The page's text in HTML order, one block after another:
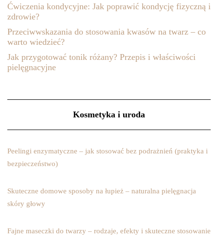
Ćwiczenia kondycyjne: Jak poprawić kondycję fizyczną i
zdrowie?
Przeciwwskazania do stosowania kwasów na twarz – co
warto wiedzieć?
Jak przygotować tonik różany? Przepis i właściwości
pielęgnacyjne
Kosmetyka i uroda
Peelingi enzymatyczne – jak stosować bez podrażnień (praktyka i
bezpieczeństwo)
Skuteczne domowe sposoby na łupież – naturalna pielęgnacja
skóry głowy
Fajne maseczki do twarzy – rodzaje, efekty i skuteczne stosowanie